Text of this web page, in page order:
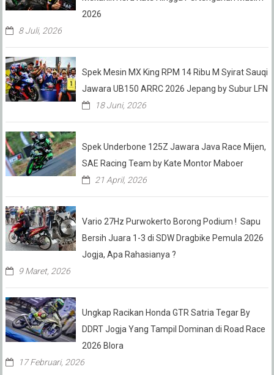
2026
8 Juli, 2026
Spek Mesin MX King RPM 14 Ribu M Syirat Sauqi
Jawara UB150 ARRC 2026 Jepang by Subur LFN
18 Juni, 2026
Spek Underbone 125Z Jawara Java Race Mijen,
SAE Racing Team by Kate Montor Maboer
21 April, 2026
Vario 27Hz Purwokerto Borong Podium ! Sapu
Bersih Juara 1-3 di SDW Dragbike Pemula 2026
Jogja, Apa Rahasianya ?
9 Maret, 2026
Ungkap Racikan Honda GTR Satria Tegar By
DDRT Jogja Yang Tampil Dominan di Road Race
2026 Blora
17 Februari, 2026